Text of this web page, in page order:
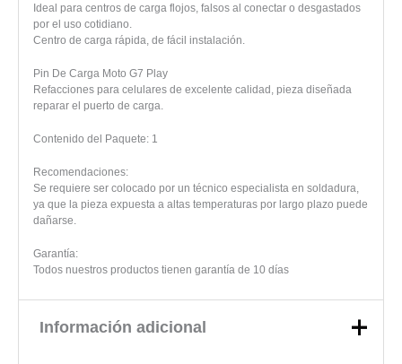
Ideal para centros de carga flojos, falsos al conectar o desgastados
por el uso cotidiano.
Centro de carga rápida, de fácil instalación.
Pin De Carga Moto G7 Play
Refacciones para celulares de excelente calidad, pieza diseñada
reparar el puerto de carga.
Contenido del Paquete: 1
Recomendaciones:
Se requiere ser colocado por un técnico especialista en soldadura,
ya que la pieza expuesta a altas temperaturas por largo plazo puede
dañarse.
Garantía:
Todos nuestros productos tienen garantía de 10 días
Información adicional